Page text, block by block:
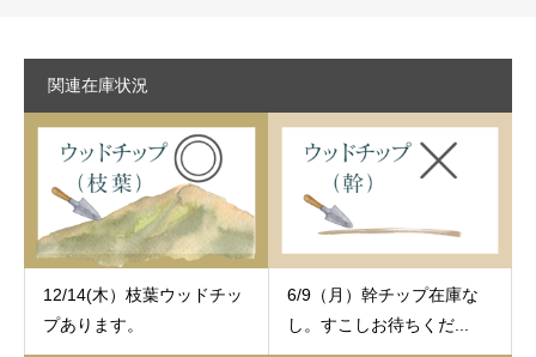
関連在庫状況
12/14(木）枝葉ウッドチッ
プあります。
6/9（月）幹チップ在庫な
し。すこしお待ちくだ...